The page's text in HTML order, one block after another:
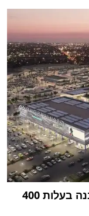
לוס אנג'לס: מרכז 'אאוטלט' חדש ייבנה בעלות 400